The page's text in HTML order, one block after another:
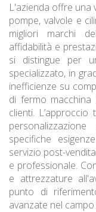
L'azienda offre una
pompe, valvole e
migliori marchi
affidabilità e
si distingue per
specializzato, in
inefficienze su
di fermo
clienti.
specifiche
servizio post-
e professionale.
e attrezzature
punto di
avanzate nel